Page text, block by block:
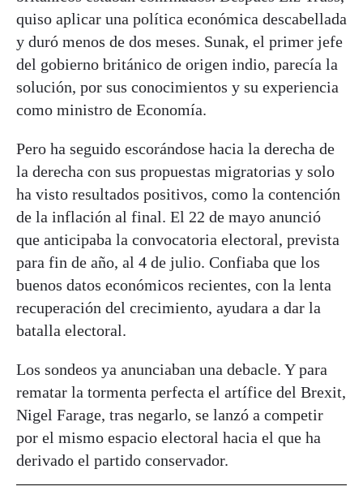
quiso aplicar una política económica descabellada
y duró menos de dos meses. Sunak, el primer jefe
del gobierno británico de origen indio, parecía la
solución, por sus conocimientos y su experiencia
como ministro de Economía.
Pero ha seguido escorándose hacia la derecha de
la derecha con sus propuestas migratorias y solo
ha visto resultados positivos, como la contención
de la inflación al final. El 22 de mayo anunció
que anticipaba la convocatoria electoral, prevista
para fin de año, al 4 de julio. Confiaba que los
buenos datos económicos recientes, con la lenta
recuperación del crecimiento, ayudara a dar la
batalla electoral.
Los sondeos ya anunciaban una debacle. Y para
rematar la tormenta perfecta el artífice del Brexit,
Nigel Farage, tras negarlo, se lanzó a competir
por el mismo espacio electoral hacia el que ha
derivado el partido conservador.